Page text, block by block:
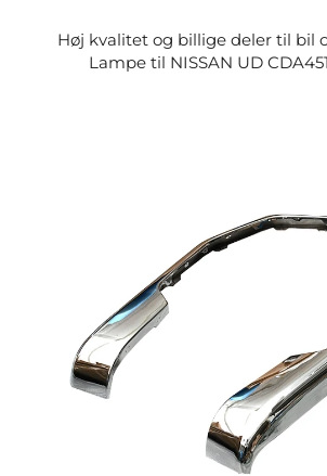
Høj kvalitet og billige deler til bil
Lampe til NISSAN UD